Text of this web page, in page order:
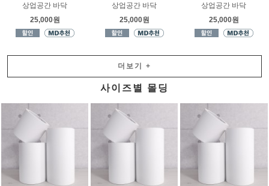
상업공간 바닥
25,000원
상업공간 바닥
25,000원
상업공간 바닥
25,000원
더보기 +
사이즈별 몰딩